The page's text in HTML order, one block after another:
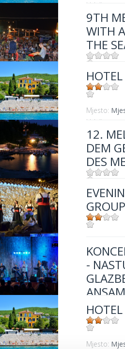
Udaljenost
9TH
WITH
THE
Mjesto:
Mjesto:
Udaljenost
12.
DEM
DES
Mjesto:
-
Mjesto:
Mjesto: